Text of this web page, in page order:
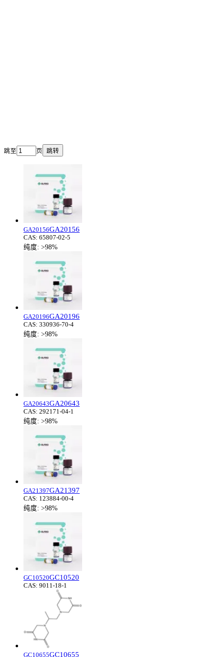
跳至 页 跳转
GA20156GA20156
CAS: 65807-02-5
纯度: >98%
GA20196GA20196
CAS: 330936-70-4
纯度: >98%
GA20643GA20643
CAS: 292171-04-1
纯度: >98%
GA21397GA21397
CAS: 123884-00-4
纯度: >98%
GC10520GC10520
CAS: 9011-18-1
GC10655GC10655